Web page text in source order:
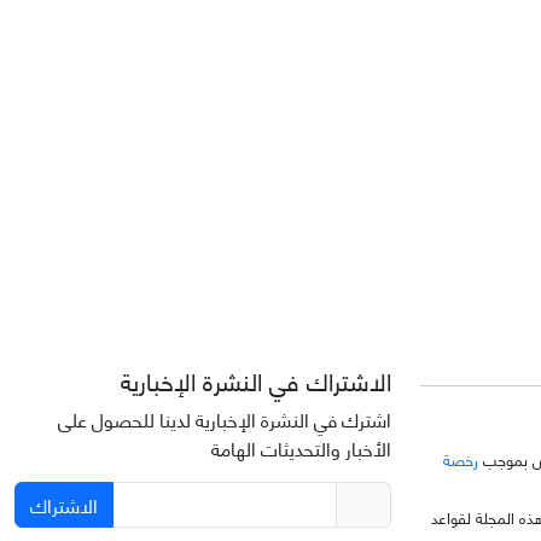
بموجب رخصة
المجلة لقواعد
الاشتراك في النشرة الإخبارية
اشترك في النشرة الإخبارية لدينا للحصول على
الأخبار والتحديثات الهامة
الاشتراك